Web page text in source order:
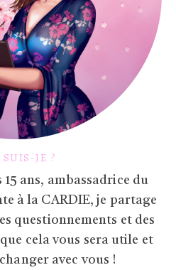
JE ?
ans, ambassadrice du
à la CARDIE, je partage
questionnements et des
cela vous sera utile et
avec vous !